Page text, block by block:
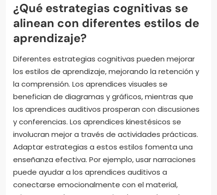
¿Qué estrategias cognitivas se
alinean con diferentes estilos de
aprendizaje?
Diferentes estrategias cognitivas pueden mejorar
los estilos de aprendizaje, mejorando la retención y
la comprensión. Los aprendices visuales se
benefician de diagramas y gráficos, mientras que
los aprendices auditivos prosperan con discusiones
y conferencias. Los aprendices kinestésicos se
involucran mejor a través de actividades prácticas.
Adaptar estrategias a estos estilos fomenta una
enseñanza efectiva. Por ejemplo, usar narraciones
puede ayudar a los aprendices auditivos a
conectarse emocionalmente con el material,